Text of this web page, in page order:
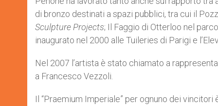
di bronzo destinati a spazi pubblici, tra cui il
Sculpture Projects; Il Faggio di Otterloo nel
inaugurato nel 2000 alle Tuileries di Parigi e
Nel 2007 l’artista è stato chiamato a
a Francesco Vezzoli.
Il “Praemium Imperiale” per ognuno dei